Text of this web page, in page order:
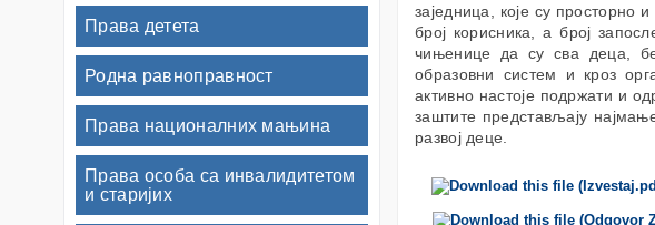
заједница, које су просторно
број корисника, а број
чињенице да су сва деца,
образовни систем и кроз
активно настоје подржати и
заштите представљају
развој деце.
Права детета
Родна равноправност
Права националних мањина
Права особа са инвалидитетом
и старијих